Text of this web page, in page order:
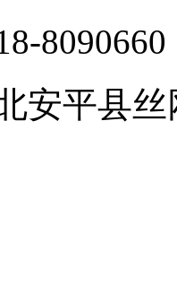
8090660
安平县